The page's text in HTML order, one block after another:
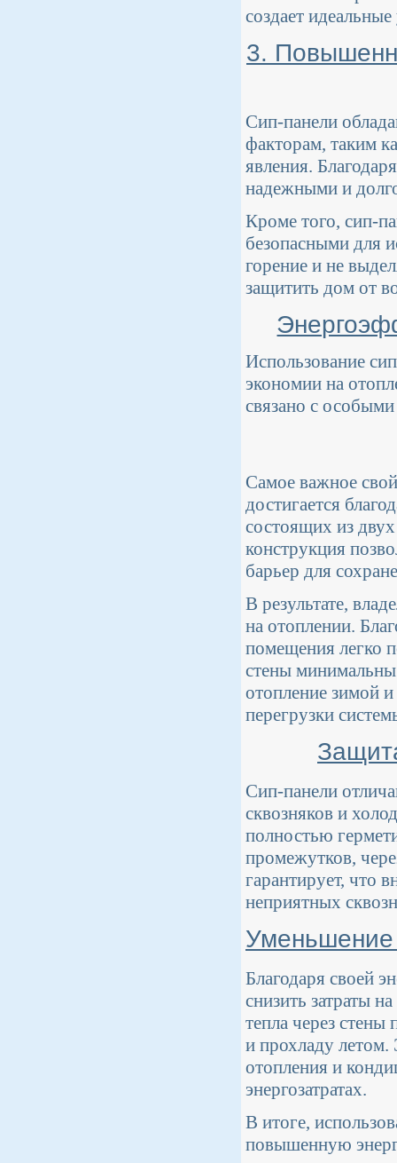
создает
3.
Сип-панели
факторам, таким
явления.
надежными и
Кроме того, сип-
безопасными для
горение и не
защитить дом от
Использование
экономии на
связано с
Самое важное
достигается
состоящих из
конструкция
барьер для
В результате,
на отоплении.
помещения легко
стены
отопление зимой
перегрузки
Сип-панели
сквозняков и
полностью
промежутков,
гарантирует, что
неприятных
Уменьшение
Благодаря своей
снизить затраты
тепла через
и прохладу летом.
отопления и
энергозатратах.
В итоге,
повышенную